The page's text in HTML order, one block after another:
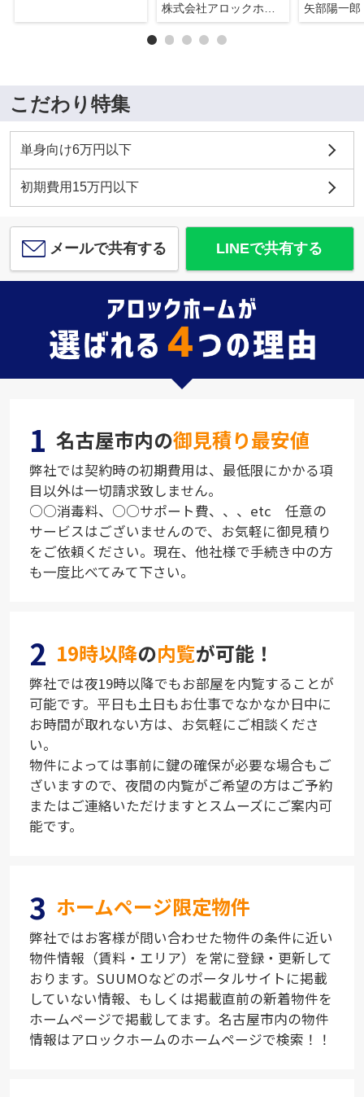
株式会社アロックホーム 矢部陽一郎
こだわり特集
単身向け6万円以下
初期費用15万円以下
メールで共有する LINEで共有する
1 名古屋市内の御見積り最安値
弊社では契約時の初期費用は、最低限にかかる項
目以外は一切請求致しません。
○○消毒料、○○サポート費、、、etc 任意の
サービスはございませんので、お気軽に御見積り
をご依頼ください。現在、他社様で手続き中の方
も一度比べてみて下さい。
2 19時以降の内覧が可能！
弊社では夜19時以降でもお部屋を内覧することが
可能です。平日も土日もお仕事でなかなか日中に
お時間が取れない方は、お気軽にご相談くださ
い。
物件によっては事前に鍵の確保が必要な場合もご
ざいますので、夜間の内覧がご希望の方はご予約
またはご連絡いただけますとスムーズにご案内可
能です。
3 ホームページ限定物件
弊社ではお客様が問い合わせた物件の条件に近い
物件情報（賃料・エリア）を常に登録・更新して
おります。SUUMOなどのポータルサイトに掲載
していない情報、もしくは掲載直前の新着物件を
ホームページで掲載してます。名古屋市内の物件
情報はアロックホームのホームページで検索！！